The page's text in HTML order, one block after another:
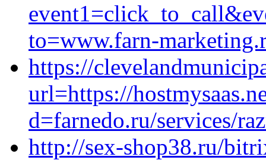
to=www.farn-
https://
url=https://
d=farnedo.ru/services/
http://sex-shop38.ru/